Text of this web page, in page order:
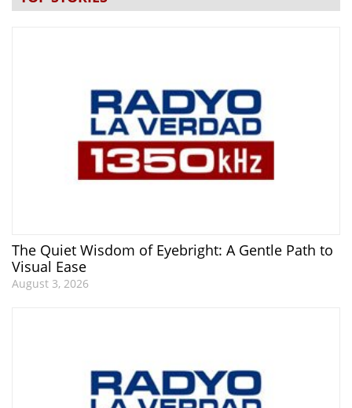
The Quiet Wisdom of Eyebright: A Gentle Path to
Visual Ease
August 3, 2026